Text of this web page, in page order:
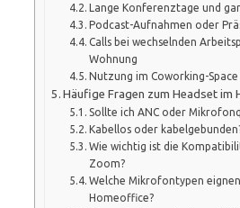
Lange Konferenztage und
Podcast-Aufnahmen oder
Calls bei wechselnden
Wohnung
Nutzung im Coworking-
Häufige Fragen zum Headset im
Sollte ich ANC oder
Kabellos oder
Wie wichtig ist die
Zoom?
Welche Mikrofontypen
Homeoffice?